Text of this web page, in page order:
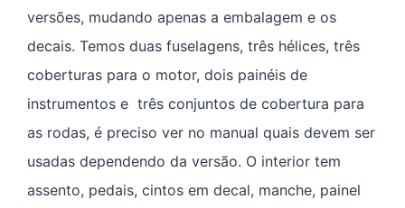
versões, mudando apenas a embalagem e os
decais. Temos duas fuselagens, três hélices, três
coberturas para o motor, dois painéis de
instrumentos e três conjuntos de cobertura para
as rodas, é preciso ver no manual quais devem ser
usadas dependendo da versão. O interior tem
assento, pedais, cintos em decal, manche, painel